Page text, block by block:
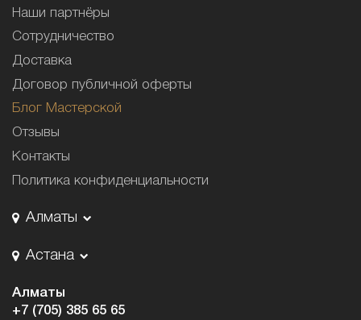
Наши партнёры
Сотрудничество
Доставка
Договор публичной оферты
Блог Мастерской
Отзывы
Контакты
Политика конфиденциальности
Алматы
Астана
Алматы
+7 (705) 385 65 65